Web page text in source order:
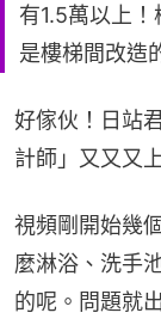
有1.5萬以上
是樓梯間改造
好傢伙！日站
計師」又又又
視頻剛開始幾
麼淋浴、洗手
的呢。問題就